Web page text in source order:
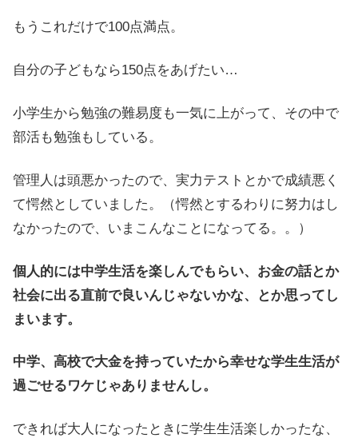
もうこれだけで100点満点。
自分の子どもなら150点をあげたい…
小学生から勉強の難易度も一気に上がって、その中で
部活も勉強もしている。
管理人は頭悪かったので、実力テストとかで成績悪く
て愕然としていました。（愕然とするわりに努力はし
なかったので、いまこんなことになってる。。）
個人的には中学生活を楽しんでもらい、お金の話とか
社会に出る直前で良いんじゃないかな、とか思ってし
まいます。
中学、高校で大金を持っていたから幸せな学生生活が
過ごせるワケじゃありませんし。
できれば大人になったときに学生生活楽しかったな、